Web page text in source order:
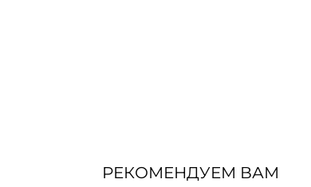
РЕКОМЕНДУЕМ ВАМ